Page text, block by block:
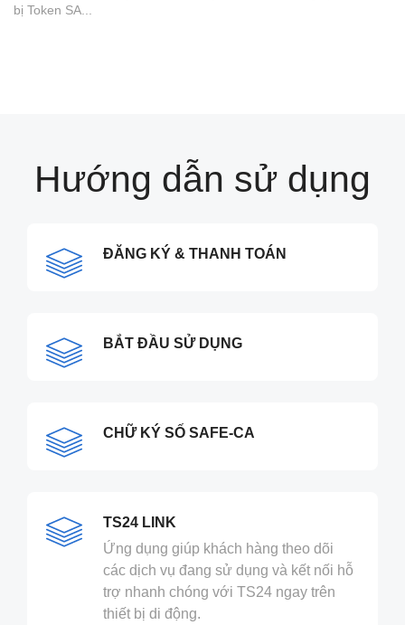
bị Token SA...
Hướng dẫn sử dụng
ĐĂNG KÝ & THANH TOÁN
BẮT ĐẦU SỬ DỤNG
CHỮ KÝ SỐ SAFE-CA
TS24 LINK
Ứng dụng giúp khách hàng theo dõi
các dịch vụ đang sử dụng và kết nối hỗ
trợ nhanh chóng với TS24 ngay trên
thiết bị di động.